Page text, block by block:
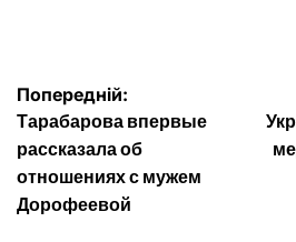
Навігація
записів
Попередній:
Тарабарова впервые
рассказала об
отношениях с мужем
Дорофеевой